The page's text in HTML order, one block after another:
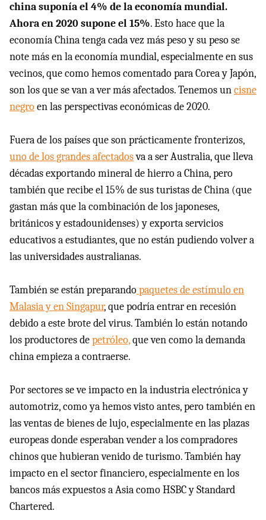
china suponía el 4% de la economía mundial.
Ahora en 2020 supone el 15%. Esto hace que la
economía China tenga cada vez más peso y su peso se
note más en la economía mundial, especialmente en sus
vecinos, que como hemos comentado para Corea y Japón,
son los que se van a ver más afectados. Tenemos uncisne
negroen las perspectivas económicas de 2020.
Fuera de los países que son prácticamente fronterizos,
uno de los grandes afectadosva a ser Australia, que lleva
décadas exportando mineral de hierro a China, pero
también que recibe el 15% de sus turistas de China (que
gastan más que la combinación de los japoneses,
británicos y estadounidenses) y exporta servicios
educativos a estudiantes, que no están pudiendo volver a
las universidades australianas.
También se están preparandopaquetes de estímulo en
Malasia y en Singapur, que podría entrar en recesión
debido a este brote del virus. También lo están notando
los productores depetróleo,que ven como la demanda
china empieza a contraerse.
Por sectores se ve impacto en la industria electrónica y
automotriz, como ya hemos visto antes, pero también en
las ventas de bienes de lujo, especialmente en las plazas
europeas donde esperaban vender a los compradores
chinos que hubieran venido de turismo. También hay
impacto en el sector financiero, especialmente en los
bancos más expuestos a Asia como HSBC y Standard
Chartered.